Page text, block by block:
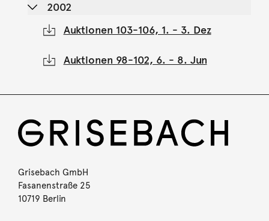
2002
Auktionen 103-106, 1. - 3. Dez
Auktionen 98-102, 6. - 8. Jun
Grisebach GmbH
Fasanenstraße 25
10719 Berlin